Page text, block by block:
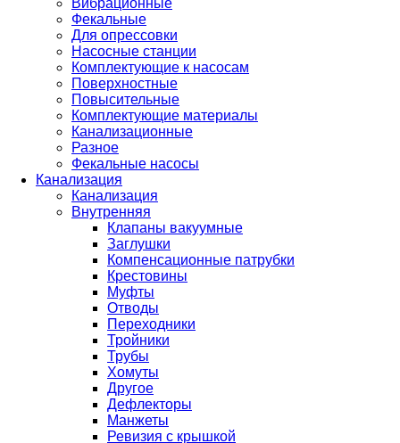
Вибрационные
Фекальные
Для опрессовки
Насосные станции
Комплектующие к насосам
Поверхностные
Повысительные
Комплектующие материалы
Канализационные
Разное
Фекальные насосы
Канализация
Канализация
Внутренняя
Клапаны вакуумные
Заглушки
Компенсационные патрубки
Крестовины
Муфты
Отводы
Переходники
Тройники
Трубы
Хомуты
Другое
Дефлекторы
Манжеты
Ревизия с крышкой